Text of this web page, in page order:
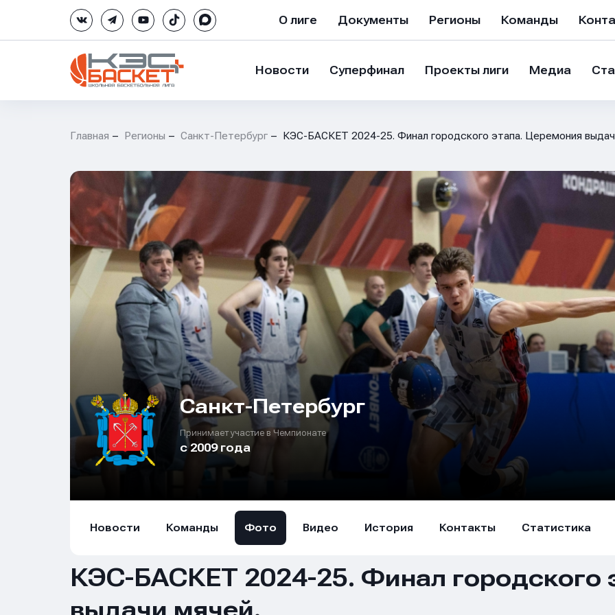
О лиге Документы Регионы Команды
Новости Суперфинал Проекты лиги Медиа
Главная Регионы Санкт-Петербург КЭС-БАСКЕТ 2024-25. Финал городского этапа. Церемония
Санкт-Петербург
Принимает участие в Чемпионате
с 2009 года
Новости Команды Фото Видео История Контакты Статистика
КЭС-БАСКЕТ 2024-25. Финал городского